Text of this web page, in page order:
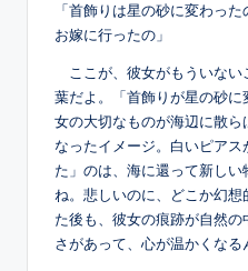
「首飾りは星の砂に変わっ
お嫁に行ったの」
ここが、彼女がもういない
葉だよ。「首飾りが星の砂
女の大切なものが海辺に散
なったイメージ。白いピア
た」のは、海に還って新し
ね。悲しいのに、どこか幻想
た後も、彼女の痕跡が自然
さがあって、心が温かくなる